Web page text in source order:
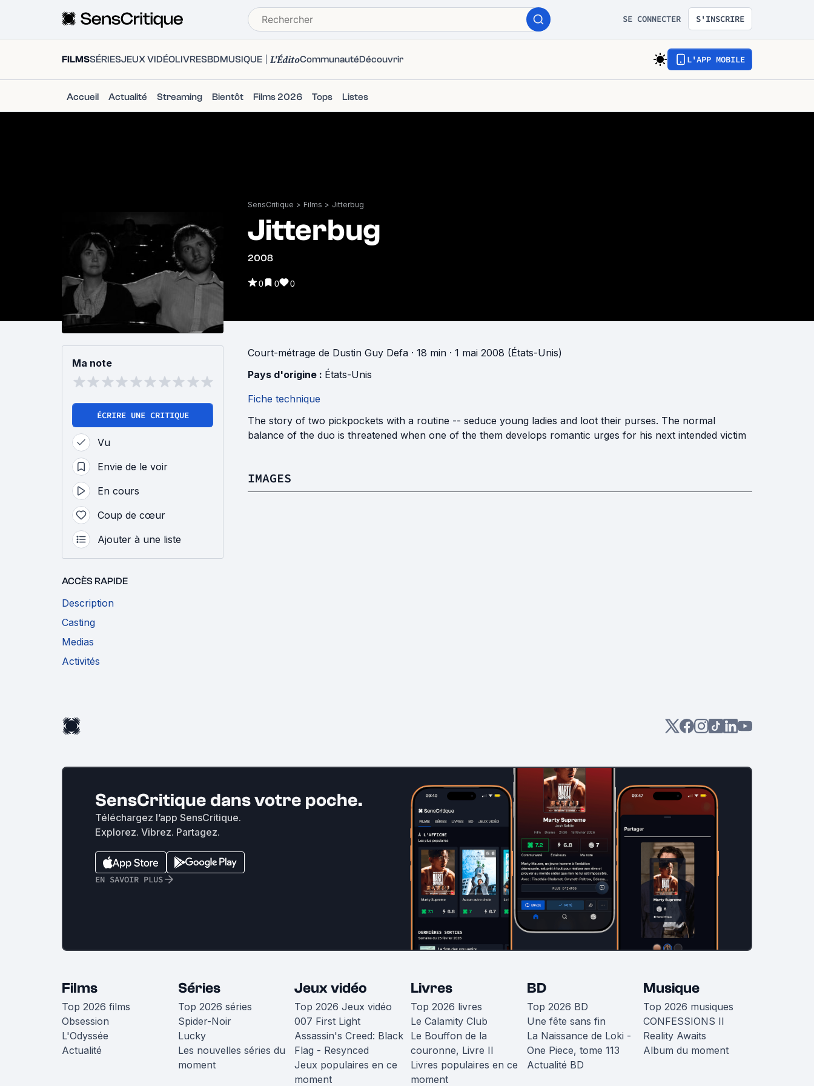
SE CONNECTER S'INSCRIRE
FILMSSÉRIESJEUX VIDÉOLIVRESBDMUSIQUE L'ÉditoCommunautéDécouvrir L'APP MOBILE
Accueil Actualité Streaming Bientôt Films 2026 Tops Listes
SensCritique > Films > Jitterbug
Jitterbug
2008
0 0 0
Ma note
ÉCRIRE UNE CRITIQUE
Vu
Envie de le voir
En cours
Coup de cœur
Ajouter à une liste
ACCÈS RAPIDE
Description
Casting
Medias
Activités
Court-métrage de Dustin Guy Defa · 18 min · 1 mai 2008 (États-Unis)
Pays d'origine : États-Unis
Fiche technique
The story of two pickpockets with a routine -- seduce young ladies and loot their purses. The normal
balance of the duo is threatened when one of the them develops romantic urges for his next intended victim
IMAGES
SensCritique dans votre poche.
Téléchargez l’app SensCritique.
Explorez. Vibrez. Partagez.
EN SAVOIR PLUS
Films
Top 2026 films
Obsession
L'Odyssée
Actualité
Séries
Top 2026 séries
Spider-Noir
Lucky
Les nouvelles séries du
moment
Jeux vidéo
Top 2026 Jeux vidéo
007 First Light
Assassin's Creed: Black
Flag - Resynced
Jeux populaires en ce
moment
Livres
Top 2026 livres
Le Calamity Club
Le Bouffon de la
couronne, Livre II
Livres populaires en ce
moment
BD
Top 2026 BD
Une fête sans fin
La Naissance de Loki -
One Piece, tome 113
Actualité BD
Musique
Top 2026 musiques
CONFESSIONS II
Reality Awaits
Album du moment